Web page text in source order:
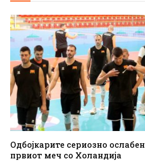
Одбојкарите сериозно
првиот меч со Холандија